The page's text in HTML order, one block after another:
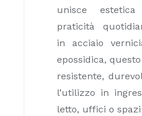
unisce
praticità
in acciaio
epossidica,
resistente,
l’utilizzo in
letto, uffici o